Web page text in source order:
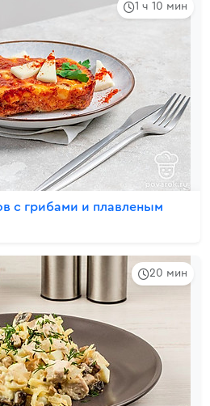
1 ч 10 мин
с грибами и плавленым
20 мин